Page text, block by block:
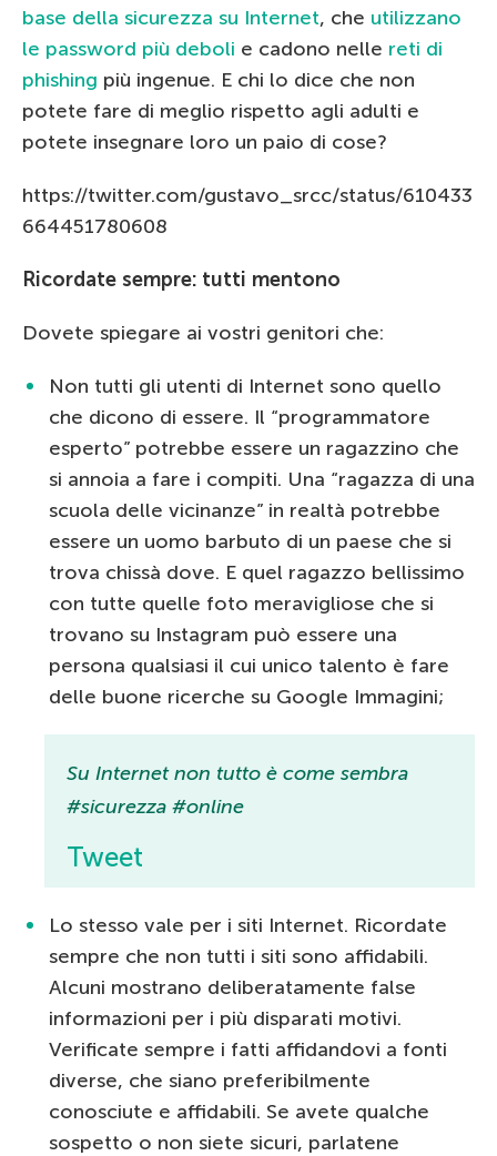
base della sicurezza su Internet, che utilizzano
le password più deboli e cadono nelle reti di
phishing più ingenue. E chi lo dice che non
potete fare di meglio rispetto agli adulti e
potete insegnare loro un paio di cose?
https://twitter.com/gustavo_srcc/status/610433
664451780608
Ricordate sempre: tutti mentono
Dovete spiegare ai vostri genitori che:
Non tutti gli utenti di Internet sono quello
che dicono di essere. Il “programmatore
esperto” potrebbe essere un ragazzino che
si annoia a fare i compiti. Una “ragazza di una
scuola delle vicinanze” in realtà potrebbe
essere un uomo barbuto di un paese che si
trova chissà dove. E quel ragazzo bellissimo
con tutte quelle foto meravigliose che si
trovano su Instagram può essere una
persona qualsiasi il cui unico talento è fare
delle buone ricerche su Google Immagini;
Su Internet non tutto è come sembra
#sicurezza #online
Tweet
Lo stesso vale per i siti Internet. Ricordate
sempre che non tutti i siti sono affidabili.
Alcuni mostrano deliberatamente false
informazioni per i più disparati motivi.
Verificate sempre i fatti affidandovi a fonti
diverse, che siano preferibilmente
conosciute e affidabili. Se avete qualche
sospetto o non siete sicuri, parlatene